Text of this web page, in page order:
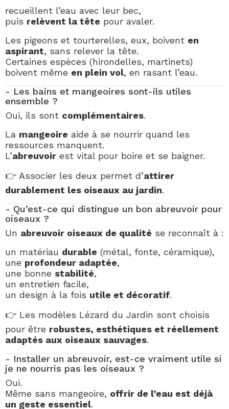
recueillent l’eau avec leur bec,
puis relèvent la tête pour avaler.
Les pigeons et tourterelles, eux, boivent en
aspirant, sans relever la tête.
Certaines espèces (hirondelles, martinets)
boivent même en plein vol, en rasant l’eau.
- Les bains et mangeoires sont-ils utiles
ensemble ?
Oui, ils sont complémentaires.
La mangeoire aide à se nourrir quand les
ressources manquent.
L’abreuvoir est vital pour boire et se baigner.
👉 Associer les deux permet d’attirer
durablement les oiseaux au jardin.
- Qu’est-ce qui distingue un bon abreuvoir pour
oiseaux ?
Un abreuvoir oiseaux de qualité se reconnaît à :
un matériau durable (métal, fonte, céramique),
une profondeur adaptée,
une bonne stabilité,
un entretien facile,
un design à la fois utile et décoratif.
👉 Les modèles Lézard du Jardin sont choisis
pour être robustes, esthétiques et réellement
adaptés aux oiseaux sauvages.
- Installer un abreuvoir, est-ce vraiment utile si
je ne nourris pas les oiseaux ?
Oui.
Même sans mangeoire, offrir de l’eau est déjà
un geste essentiel.